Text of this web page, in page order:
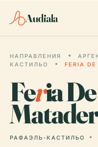
Audiala
НАПРАВЛЕНИЯ
КАСТИЛЬО
FERIA DE
Feria De
РАФАЭЛЬ-КАСТИЛЬО